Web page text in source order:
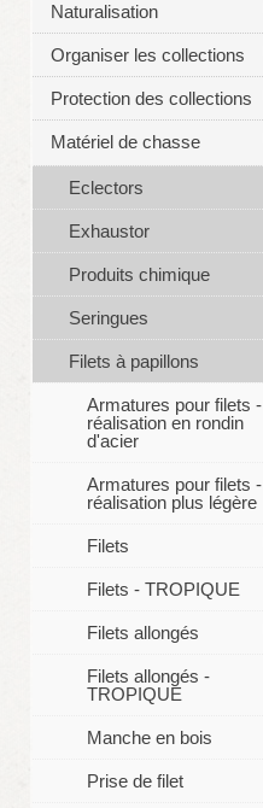
Naturalisation
Organiser les collections
Protection des collections
Matériel de chasse
Eclectors
Exhaustor
Produits chimique
Seringues
Filets à papillons
Armatures pour filets -
réalisation en rondin
d'acier
Armatures pour filets -
réalisation plus légère
Filets
Filets - TROPIQUE
Filets allongés
Filets allongés -
TROPIQUE
Manche en bois
Prise de filet